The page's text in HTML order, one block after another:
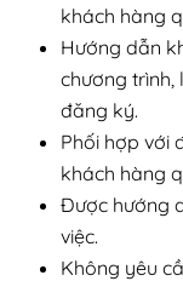
khách hàng
Hướng dẫn
chương trình,
đăng ký.
Phối hợp với
khách hàng
Được hướng
việc.
Không yêu